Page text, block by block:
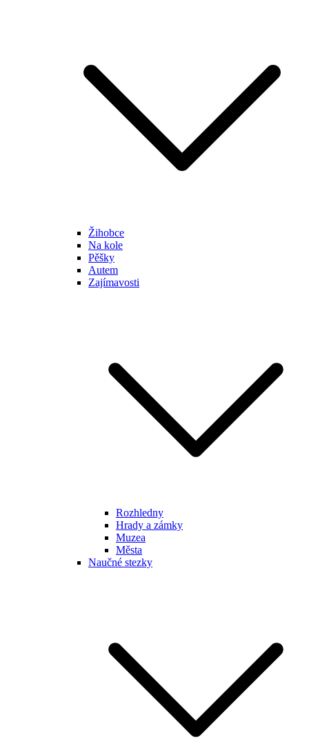
Žihobce
Na kole
Pěšky
Autem
Zajímavosti
Rozhledny
Hrady a zámky
Muzea
Města
Naučné stezky